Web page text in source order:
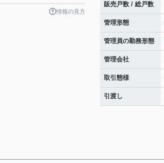
情報の見方
販売戸数 / 総戸数
管理形態
管理員の勤務形態
管理会社
取引態様
引渡し